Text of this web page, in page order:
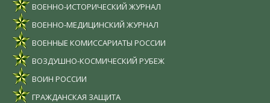
ВОЕННО-ИСТОРИЧЕСКИЙ ЖУРНАЛ
ВОЕННО-МЕДИЦИНСКИЙ ЖУРНАЛ
ВОЕННЫЕ КОМИССАРИАТЫ РОССИИ
ВОЗДУШНО-КОСМИЧЕСКИЙ РУБЕЖ
ВОИН РОССИИ
ГРАЖДАНСКАЯ ЗАЩИТА